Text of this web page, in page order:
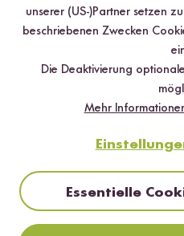
Wok-Gemüse mit
unserer (US-)Partner setzen
beschriebenen Zwecken
Die Deaktivierung
Mehr
Essentielle